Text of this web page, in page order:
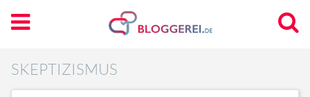
SKEPTIZISMUS